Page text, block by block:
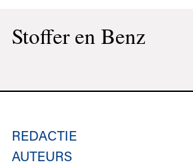
Stoffer en Benz
REDACTIE
AUTEURS